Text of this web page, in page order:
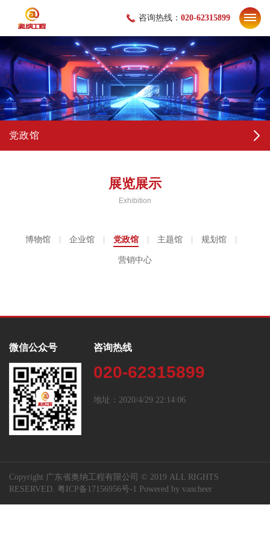
咨询热线： 020-62315899
党政馆
展览展示
Exhibition
博物馆 企业馆 党政馆 主题馆 规划馆
营销中心
咨询热线
020-62315899
地址：2020/4/29 22:14:06
微信公众号
Copyright 广东省奥纳工程有限公司
© 2019 ALL RIGHTS
RESERVED. 粤ICP备17156956号-1 Powered by vancheer